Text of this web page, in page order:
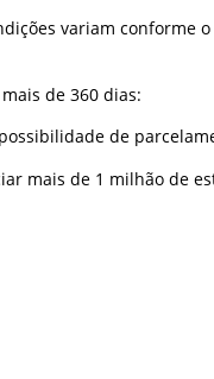
variam conforme
de 360 dias:
de
mais de 1 milhão de